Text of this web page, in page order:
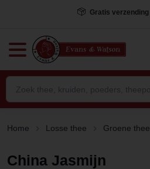
Gratis verzending
Home Losse thee Groene thee
China Jasmijn